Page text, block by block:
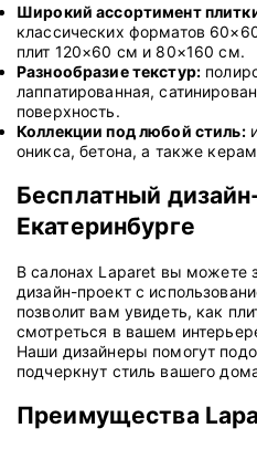
Широкий ассортимент
классических форматов
плит 120×60 см и 80×160 см.
Разнообразие текстур:
лаппатированная,
поверхность.
Коллекции под любой стиль:
оникса, бетона, а также
Бесплатный
Екатеринбурге
В салонах Laparet вы можете
дизайн-проект с
позволит вам увидеть, как
смотреться в вашем
Наши дизайнеры помогут
подчеркнут стиль вашего
Преимущества